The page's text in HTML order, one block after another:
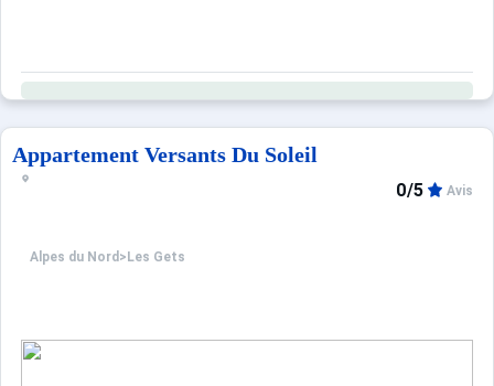
Appartement Versants Du Soleil
Alpes du Nord > Les Gets
0/5 Avis